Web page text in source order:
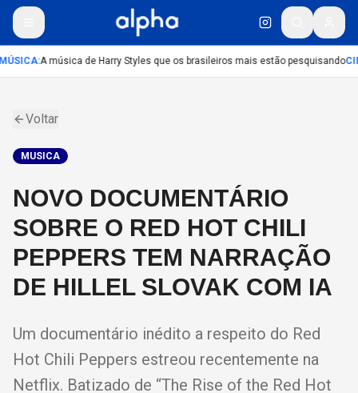
:A música de Harry Styles que os brasileiros mais estão pesquisando
Voltar
MUSICA
NOVO DOCUMENTÁRIO
SOBRE O RED HOT CHILI
PEPPERS TEM NARRAÇÃO
DE HILLEL SLOVAK COM IA
Um documentário inédito a respeito do Red
Hot Chili Peppers estreou recentemente na
Netflix. Batizado de “The Rise of the Red Hot